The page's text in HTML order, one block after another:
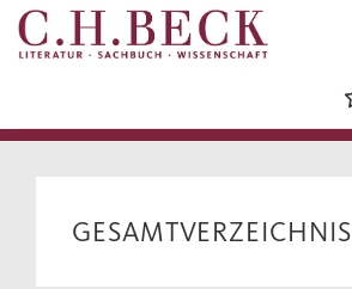
GESAMTVERZEICHNIS